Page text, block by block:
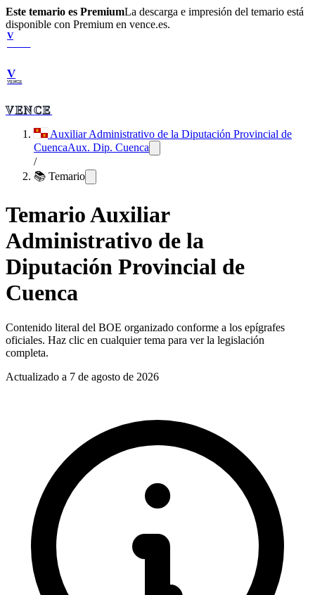
Este temario es PremiumLa descarga e impresión del temario está
disponible con Premium en vence.es.
V
V
VENCE
VENCE
Auxiliar Administrativo de la Diputación Provincial de
CuencaAux. Dip. Cuenca
/
📚 Temario
TemarioAuxiliar
Administrativo de la
Diputación Provincial de
Cuenca
Contenido literal del BOE organizado conforme a los epígrafes
oficiales. Haz clic en cualquier tema para ver la legislación
completa.
Actualizado a 7 de agosto de 2026